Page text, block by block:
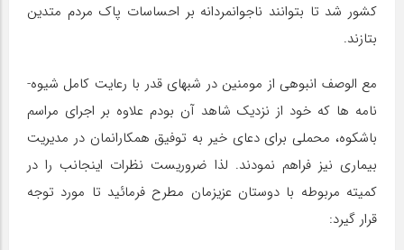
کشور شد تا بتوانند ناجوانمردانه بر احساسات پاک مردم متدین
بتازند.
مع­ الوصف انبوهی از مومنین در شب­های قدر با رعایت کامل شیوه­
نامه­ ها که خود از نزدیک شاهد آن بودم علاوه بر اجرای مراسم
باشکوه، محملی برای دعای خیر به توفیق همکارانمان در مدیریت
بیماری نیز فراهم نمودند. لذا ضروریست نظرات اینجانب را در
کمیته مربوطه با دوستان عزیزمان مطرح فرمائید تا مورد توجه
قرار گیرد: